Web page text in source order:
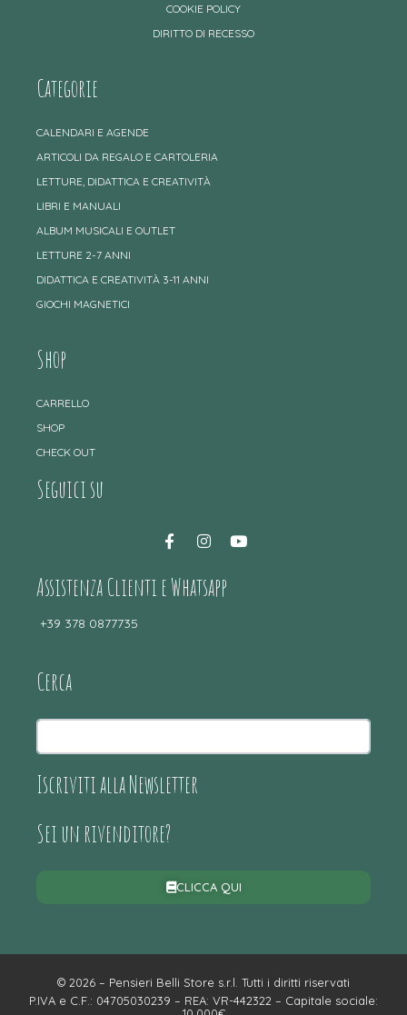
COOKIE POLICY
DIRITTO DI RECESSO
Categorie
CALENDARI E AGENDE
ARTICOLI DA REGALO E CARTOLERIA
LETTURE, DIDATTICA E CREATIVITÀ
LIBRI E MANUALI
ALBUM MUSICALI E OUTLET
LETTURE 2-7 ANNI
DIDATTICA E CREATIVITÀ 3-11 ANNI
GIOCHI MAGNETICI
Shop
CARRELLO
SHOP
CHECK OUT
Seguici su
Assistenza Clienti e Whatsapp
+39 378 0877735
Cerca
Iscriviti alla Newsletter
Sei un rivenditore?
CLICCA QUI
© 2026 – Pensieri Belli Store s.r.l. Tutti i diritti riservati
P.IVA e C.F.: 04705030239 – REA: VR-442322 – Capitale sociale: